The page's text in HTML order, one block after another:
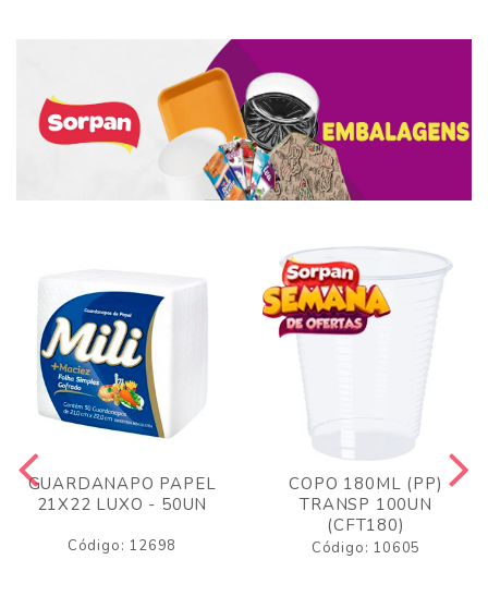
GUARDANAPO PAPEL
21X22 LUXO - 50UN
Código: 12698
COPO 180ML (PP)
TRANSP 100UN
(CFT180)
Código: 10605